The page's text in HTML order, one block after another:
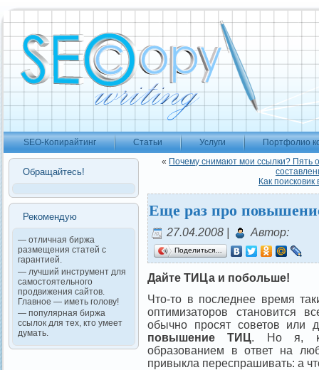
SEO-Копирайтинг Статьи Услуги Портфолио
Обращайтесь!
Рекомендую
— отличная биржа
размещения статей с
гарантией.
— лучший инструмент для
самостоятельного
продвижения сайтов.
Главное — иметь голову!
— популярная биржа
ссылок для тех, кто умеет
думать.
« Почему снимают мои ссылки? Пять
Как
Еще раз про
27.04.2008 | Автор:
Поделиться…
Дайте ТИЦа и побольше!
Что-то в последнее время
оптимизаторов становится
обычно просят советов
повышение ТИЦ. Но я,
образованием в ответ на
привыкла переспрашивать: а